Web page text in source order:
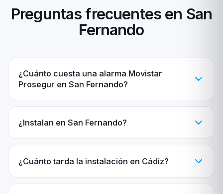
Preguntas frecuentes en San
Fernando
¿Cuánto cuesta una alarma Movistar
Prosegur en San Fernando?
¿Instalan en San Fernando?
¿Cuánto tarda la instalación en Cádiz?